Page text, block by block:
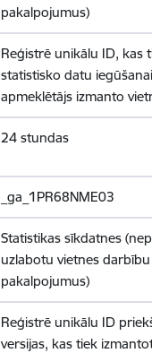
pakalpojumus)
Reģistrē unikālu ID, kas
statistisko datu
apmeklētājs izmanto
24 stundas
_ga_1PR68NME03
Statistikas sīkdatnes
uzlabotu vietnes
pakalpojumus)
Reģistrē unikālu ID
versijas, kas tiek